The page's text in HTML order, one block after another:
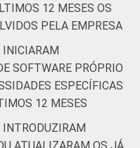
de
5
Regional de
12 MESES OS
PELA EMPRESA
INICIARAM
SOFTWARE PRÓPRIO
ESPECÍFICAS
12 MESES
INTRODUZIRAM